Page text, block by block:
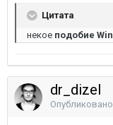
Цитата
некое подобие
dr_dizel
Опубликовано